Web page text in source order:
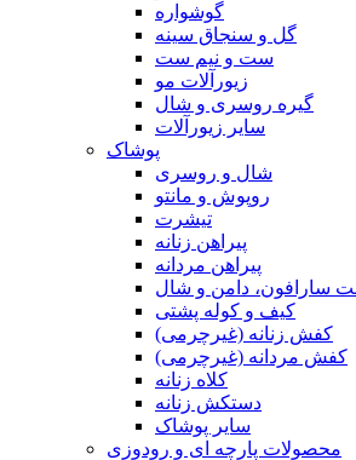
گوشواره
گل و سنجاق سینه
ست و نیم ست
زیورآلات مو
گیره روسری و شال
سایر زیورآلات
پوشاک
شال و روسری
روپوش و مانتو
تیشرت
پیراهن زنانه
پیراهن مردانه
سارافون، دامن و شال
کیف و کوله پشتی
کفش زنانه (غیرچرمی)
کفش مردانه (غیرچرمی)
کلاه زنانه
دستکش زنانه
سایر پوشاک
محصولات پارچه ای و رودوزی